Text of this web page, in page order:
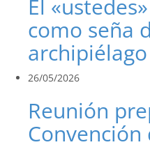
El
como seña
26/05/2026
Reunión
Convención